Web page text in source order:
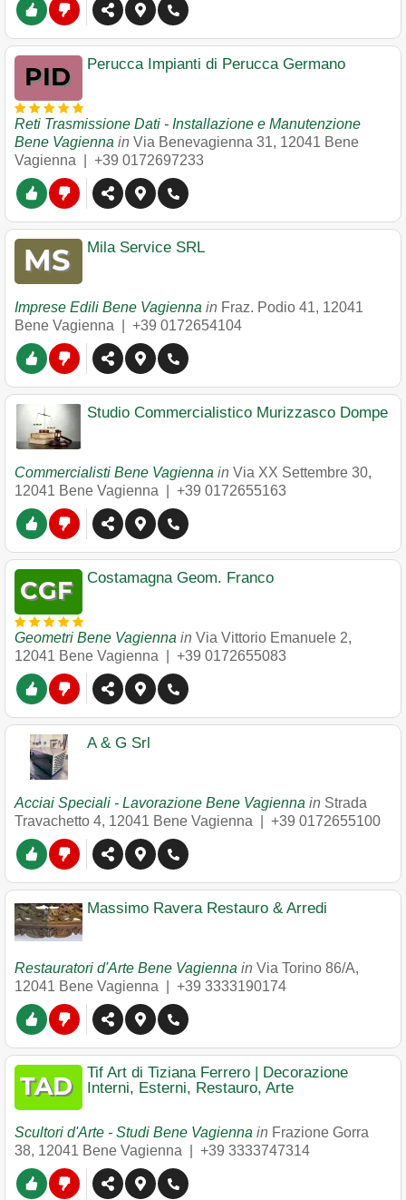
Perucca Impianti di Perucca Germano
Reti Trasmissione Dati - Installazione e Manutenzione
Bene Vagienna in Via Benevagienna 31, 12041 Bene
Vagienna
+39 0172697233
Mila Service SRL
Imprese Edili Bene Vagienna in Fraz. Podio 41, 12041
Bene Vagienna
+39 0172654104
Studio Commercialistico Murizzasco Dompe
Commercialisti Bene Vagienna in Via XX Settembre 30,
12041 Bene Vagienna +39 0172655163
Costamagna Geom. Franco
Geometri Bene Vagienna in Via Vittorio Emanuele 2,
12041 Bene Vagienna +39 0172655083
A & G Srl
Acciai Speciali - Lavorazione Bene Vagienna in Strada
Travachetto 4, 12041 Bene Vagienna +39 0172655100
Massimo Ravera Restauro & Arredi
Restauratori d'Arte Bene Vagienna in Via Torino 86/A,
12041 Bene Vagienna +39 3333190174
Tif Art di Tiziana Ferrero | Decorazione
Interni, Esterni, Restauro, Arte
Scultori d'Arte - Studi Bene Vagienna in Frazione Gorra
38, 12041 Bene Vagienna +39 3333747314